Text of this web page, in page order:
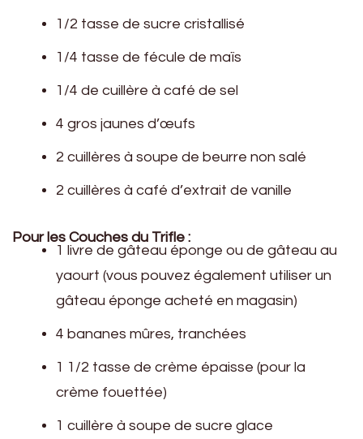
1/2 tasse de sucre cristallisé
1/4 tasse de fécule de maïs
1/4 de cuillère à café de sel
4 gros jaunes d’œufs
2 cuillères à soupe de beurre non salé
2 cuillères à café d’extrait de vanille
Pour les Couches du Trifle :
1 livre de gâteau éponge ou de gâteau au
yaourt (vous pouvez également utiliser un
gâteau éponge acheté en magasin)
4 bananes mûres, tranchées
1 1/2 tasse de crème épaisse (pour la
crème fouettée)
1 cuillère à soupe de sucre glace